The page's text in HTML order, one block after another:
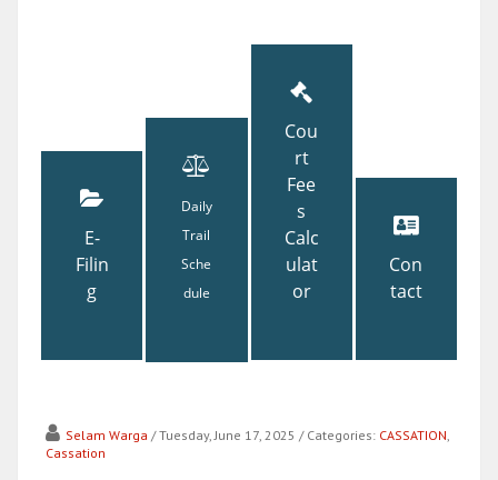
E-
Filin
g
Daily
Trail
Sche
dule
Cou
rt
Fee
s
Calc
ulat
or
Con
tact
Selam Warga / Tuesday, June 17, 2025 / Categories: CASSATION,
Cassation